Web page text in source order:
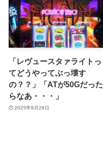
「レヴュースタァライトっ
てどうやってぶっ壊す
の？？」「ATが50Gだった
らなあ・・・」
2025年9月29日